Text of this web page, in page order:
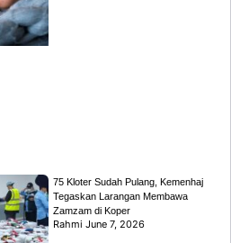
75 Kloter Sudah Pulang, Kemenhaj
Tegaskan Larangan Membawa
Zamzam di Koper
RahmiJune 7, 2026